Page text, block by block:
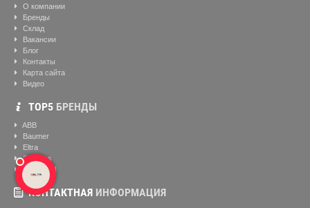
О компании
Бренды
Склад
Вакансии
Блог
Контакты
Карта сайта
Видео
ТОР5 БРЕНДЫ
ABB
Baumer
Eltra
Siemens
Helukabel
КОНТАКТНАЯ ИНФОРМАЦИЯ